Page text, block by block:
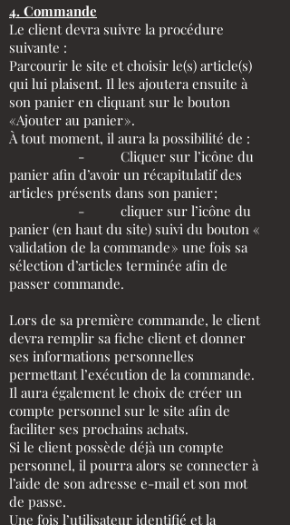
4. Commande
Le client devra suivre la procédure
suivante :
Parcourir le site et choisir le(s) article(s)
qui lui plaisent. Il les ajoutera ensuite à
son panier en cliquant sur le bouton
«Ajouter au panier ».
À tout moment, il aura la possibilité de :
- Cliquer sur l’icône du
panier afin d’avoir un récapitulatif des
articles présents dans son panier ;
- cliquer sur l’icône du
panier (en haut du site) suivi du bouton «
validation de la commande » une fois sa
sélection d’articles terminée afin de
passer commande.
Lors de sa première commande, le client
devra remplir sa fiche client et donner
ses informations personnelles
permettant l’exécution de la commande.
Il aura également le choix de créer un
compte personnel sur le site afin de
faciliter ses prochains achats.
Si le client possède déjà un compte
personnel, il pourra alors se connecter à
l’aide de son adresse e-mail et son mot
de passe.
Une fois l’utilisateur identifié et la